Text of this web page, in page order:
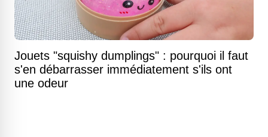
Jouets "squishy dumplings" : pourquoi il faut
s'en débarrasser immédiatement s'ils ont
une odeur